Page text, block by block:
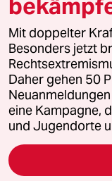
© 2026 taz Verlags
Alle Rechte vorbehalten.
wenden Sie sich bitte an
Feedback
Leitlinie Informant
Seitenwende
Mit doppelter
Besonders jetzt
Daher gehen 50
eine Kampagne,
und Jugendorte